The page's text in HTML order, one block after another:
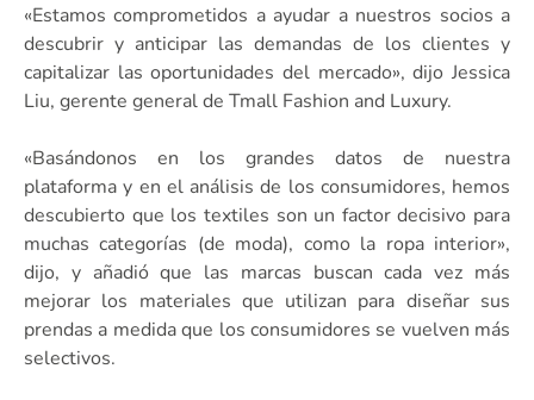
«Estamos comprometidos a ayudar a nuestros socios a
descubrir y anticipar las demandas de los clientes y
capitalizar las oportunidades del mercado», dijo Jessica
Liu, gerente general de Tmall Fashion and Luxury.
«Basándonos en los grandes datos de nuestra
plataforma y en el análisis de los consumidores, hemos
descubierto que los textiles son un factor decisivo para
muchas categorías (de moda), como la ropa interior»,
dijo, y añadió que las marcas buscan cada vez más
mejorar los materiales que utilizan para diseñar sus
prendas a medida que los consumidores se vuelven más
selectivos.